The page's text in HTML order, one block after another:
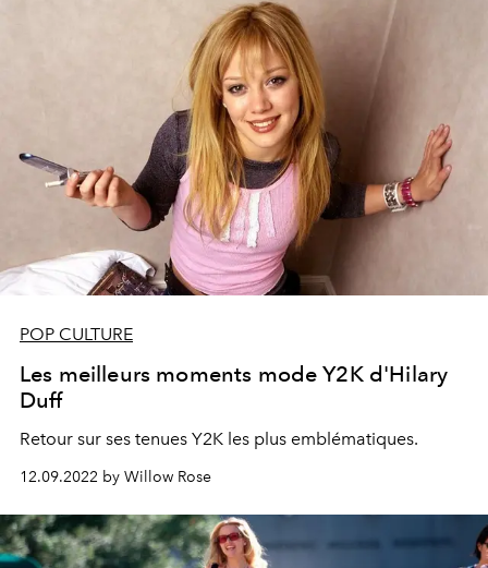
POP CULTURE
Les meilleurs moments mode Y2K d'Hilary
Duff
Retour sur ses tenues Y2K les plus emblématiques.
12.09.2022 by Willow Rose